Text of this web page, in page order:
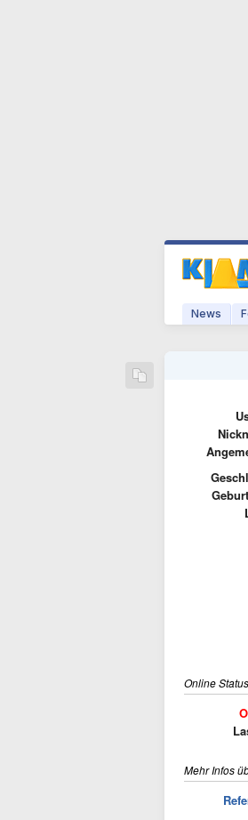
News
Online Status
Mehr Infos